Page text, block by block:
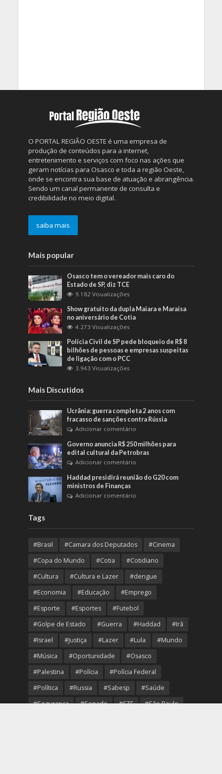
O PORTAL REGIÃO OESTE é uma empresa de
produção de conteúdos para a internet,
entretenimento e serviços com foco nas ações que
geram notícias para Osasco e toda a região Oeste,
onde se encontra sua base de atuação e abrangência.
Sendo um canal permanente de consulta e
credibilidade no meio digital.
saiba mais
Mais popular
Osasco tem o vereador mais caro do
Estado de SP, diz TCE
9.182 Visualizações
Show gratuito da dupla Maiara e Maraisa
no aniversário de Cotia
4.273 Visualizações
Polícia Civil de SP pede bloqueio de R$ 8
bilhões de pessoas e empresas suspeitas
de ligação com o PCC
3.943 Visualizações
Mais Discutidos
Ucrânia: guerra completa 2 anos com
fracasso de sanções contra Rússia
Adicionar comentário
Governo anuncia R$ 250 milhões para
edital cultural da Petrobras
Adicionar comentário
Haddad presidirá reunião do G20 com
ministros de Finanças
Adicionar comentário
Tags
#Brasil #Camara dos Deputados
#Cinema
#Copa do Mundo
#Cotia
#Cotidiano
#Cultura
#Cultura e Lazer
#dengue
#Economia
#Educação
#Emprego
#Esporte
#Esportes
#Futebol
#Golpe de Estado
#Guerra #Haddad
#Irã
#Israel
#Justiça #Lazer #Lula
#Mundo
#Música
#Oportunidade
#Osasco
#Palestina
#Polícia
#Polícia Federal
#Política
#Russia #Sabesp
#Saúde
#Segurança
#Senado #STF
#São Paulo